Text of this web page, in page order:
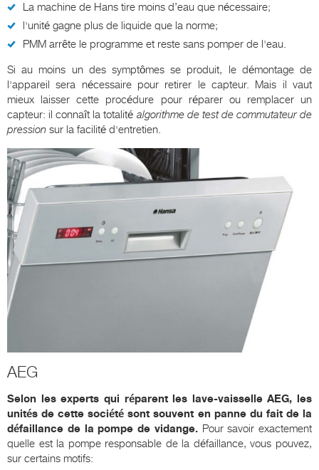
La machine de Hans tire moins d’eau que nécessaire;
l'unité gagne plus de liquide que la norme;
PMM arrête le programme et reste sans pomper de l'eau.
Si au moins un des symptômes se produit, le démontage de
l'appareil sera nécessaire pour retirer le capteur. Mais il vaut
mieux laisser cette procédure pour réparer ou remplacer un
capteur: il connaît la totalité algorithme de test de commutateur de
pression sur la facilité d'entretien.
AEG
Selon les experts qui réparent les lave-vaisselle AEG, les
unités de cette société sont souvent en panne du fait de la
défaillance de la pompe de vidange. Pour savoir exactement
quelle est la pompe responsable de la défaillance, vous pouvez,
sur certains motifs: